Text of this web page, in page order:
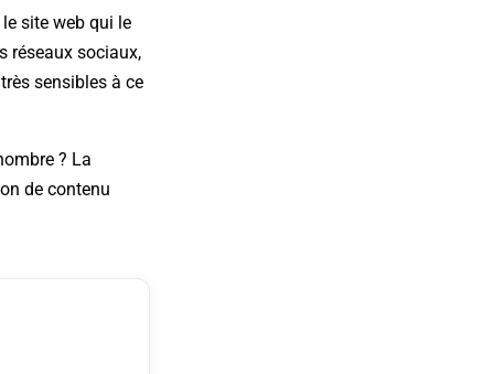
site web qui le
réseaux sociaux,
sensibles à ce
? La
de contenu